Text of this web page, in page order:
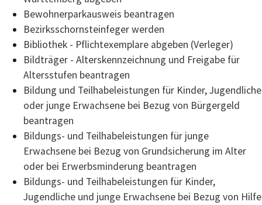
Bewohnerparkausweis beantragen
Bezirksschornsteinfeger werden
Bibliothek - Pflichtexemplare abgeben (Verleger)
Bildträger - Alterskennzeichnung und Freigabe für
Altersstufen beantragen
Bildung und Teilhabeleistungen für Kinder, Jugendliche
oder junge Erwachsene bei Bezug von Bürgergeld
beantragen
Bildungs- und Teilhabeleistungen für junge
Erwachsene bei Bezug von Grundsicherung im Alter
oder bei Erwerbsminderung beantragen
Bildungs- und Teilhabeleistungen für Kinder,
Jugendliche und junge Erwachsene bei Bezug von Hilfe